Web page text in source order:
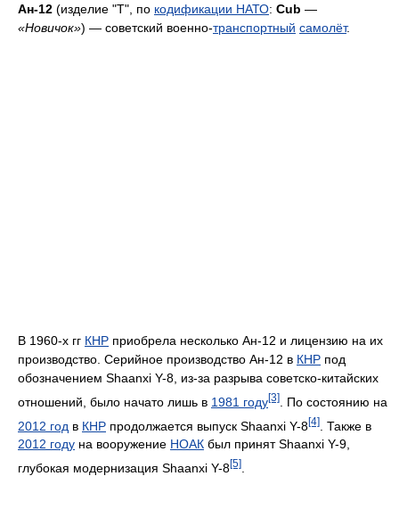
Ан-12 (изделие "Т", по кодификации НАТО: Cub —
«Новичок») — советский военно-транспортный самолёт.
В 1960-х гг КНР приобрела несколько Ан-12 и лицензию на их
производство. Серийное производство Ан-12 в КНР под
обозначением Shaanxi Y-8, из-за разрыва советско-китайских
отношений, было начато лишь в 1981 году[3]
. По состоянию на
2012 год в КНР продолжается выпуск Shaanxi Y-8[4]
. Также в
2012 году на вооружение НОАК был принят Shaanxi Y-9,
глубокая модернизация Shaanxi Y-8[5]